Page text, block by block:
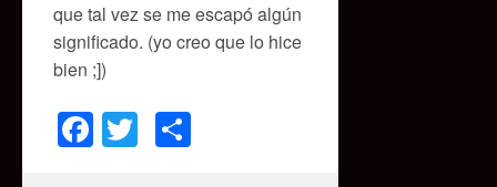
que tal vez se me escapó algún
significado. (yo creo que lo hice
bien ;])
Facebook
Twitter